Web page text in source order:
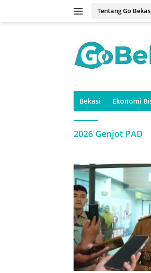
Tentang Go
Bekasi Ekonomi
2026 Genjot PAD